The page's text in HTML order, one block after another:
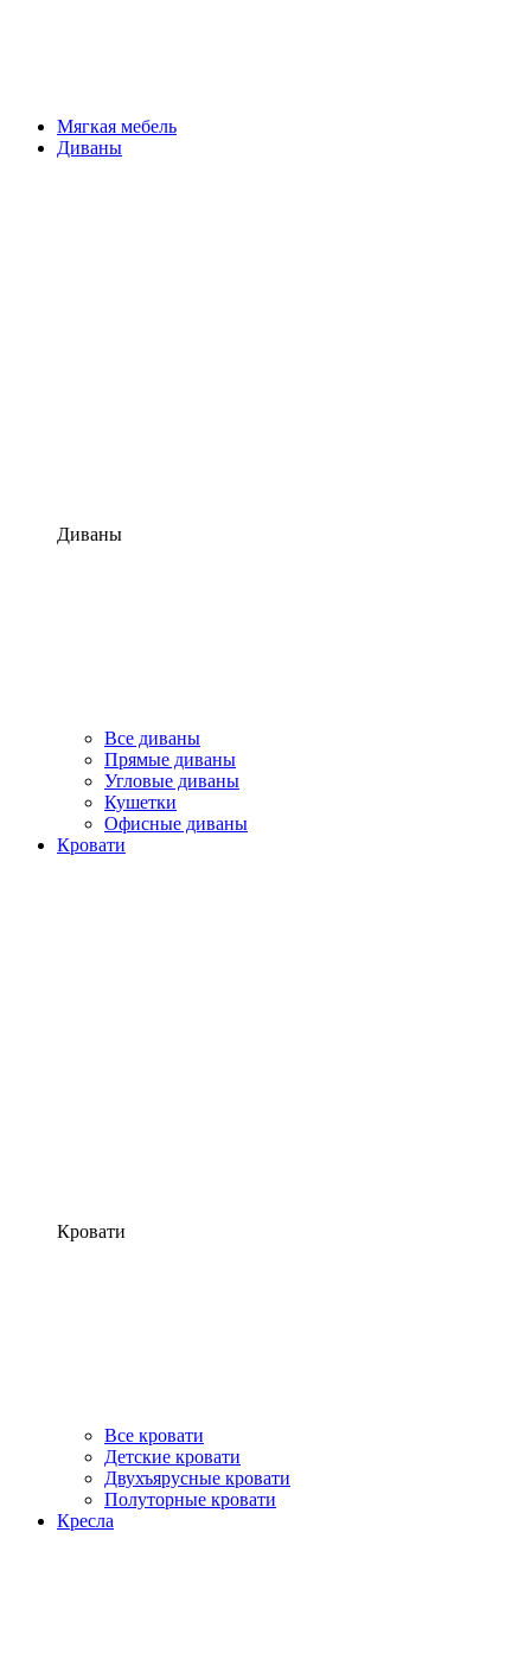
Мягкая мебель
Диваны
Диваны
Все диваны
Прямые диваны
Угловые диваны
Кушетки
Офисные диваны
Кровати
Кровати
Все кровати
Детские кровати
Двухъярусные кровати
Полуторные кровати
Кресла